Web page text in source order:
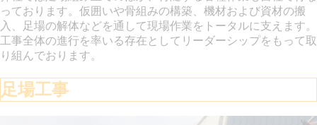
っております。仮囲いや骨組みの構築、機材および資材の搬
入、足場の解体などを通して現場作業をトータルに支えます。
工事全体の進行を率いる存在としてリーダーシップをもって取
り組んでおります。
足場工事